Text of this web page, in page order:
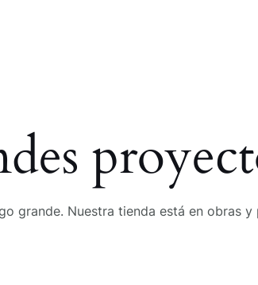
grande. Nuestra tienda está en obras